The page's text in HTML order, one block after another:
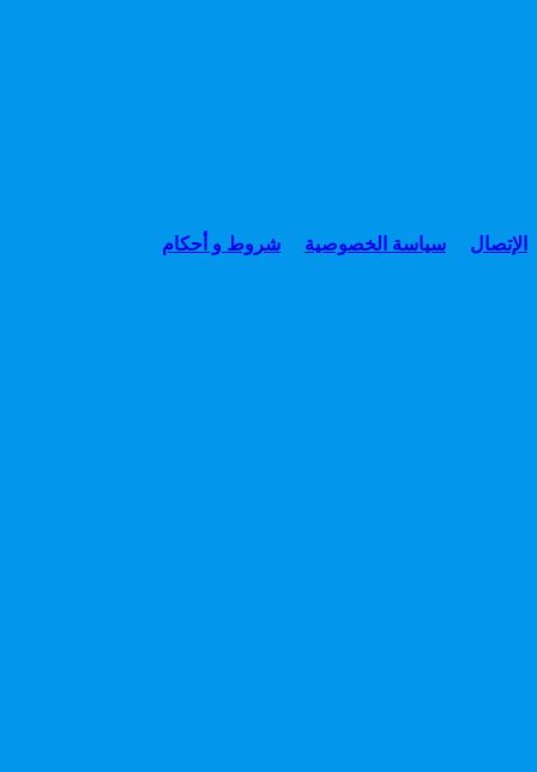
الإتصال سياسة الخصوصية شروط و أحكام